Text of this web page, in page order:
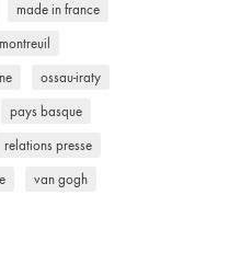
made in france
montreuil
ossau-iraty
pays basque
relations presse
van gogh